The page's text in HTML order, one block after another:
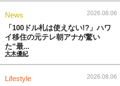
News 2026.08.06
「100ドル札は使えない!?」ハワ
イ移住の元テレ朝アナが驚い
た“最...
大木優紀
Lifestyle 2026.08.06